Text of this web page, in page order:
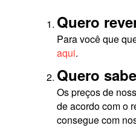
Quero
Para você que
aqui.
Quero
Os preços de
de acordo com o
consegue com